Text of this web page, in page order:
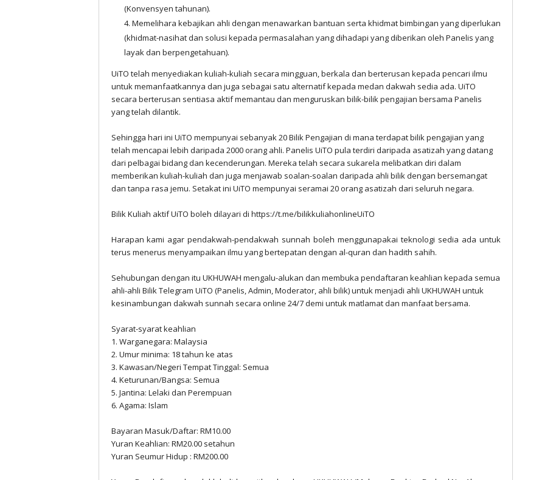
(Konvensyen tahunan).
Memelihara kebajikan ahli dengan menawarkan bantuan serta khidmat bimbingan yang diperlukan
(khidmat-nasihat dan solusi kepada permasalahan yang dihadapi yang diberikan oleh Panelis yang
layak dan berpengetahuan).
UiTO telah menyediakan kuliah-kuliah secara mingguan, berkala dan berterusan kepada pencari ilmu
untuk memanfaatkannya dan juga sebagai satu alternatif kepada medan dakwah sedia ada. UiTO
secara berterusan sentiasa aktif memantau dan menguruskan bilik-bilik pengajian bersama Panelis
yang telah dilantik.
Sehingga hari ini UiTO mempunyai sebanyak 20 Bilik Pengajian di mana terdapat bilik pengajian yang
telah mencapai lebih daripada 2000 orang ahli. Panelis UiTO pula terdiri daripada asatizah yang datang
dari pelbagai bidang dan kecenderungan. Mereka telah secara sukarela melibatkan diri dalam
memberikan kuliah-kuliah dan juga menjawab soalan-soalan daripada ahli bilik dengan bersemangat
dan tanpa rasa jemu. Setakat ini UiTO mempunyai seramai 20 orang asatizah dari seluruh negara.
Bilik Kuliah aktif UiTO boleh dilayari di https://t.me/bilikkuliahonlineUiTO
Harapan kami agar pendakwah-pendakwah sunnah boleh menggunapakai teknologi sedia ada untuk
terus menerus menyampaikan ilmu yang bertepatan dengan al-quran dan hadith sahih.
Sehubungan dengan itu UKHUWAH mengalu-alukan dan membuka pendaftaran keahlian kepada semua
ahli-ahli Bilik Telegram UiTO (Panelis, Admin, Moderator, ahli bilik) untuk menjadi ahli UKHUWAH untuk
kesinambungan dakwah sunnah secara online 24/7 demi untuk matlamat dan manfaat bersama.
Syarat-syarat keahlian
1. Warganegara: Malaysia
2. Umur minima: 18 tahun ke atas
3. Kawasan/Negeri Tempat Tinggal: Semua
4. Keturunan/Bangsa: Semua
5. Jantina: Lelaki dan Perempuan
6. Agama: Islam
Bayaran Masuk/Daftar: RM10.00
Yuran Keahlian: RM20.00 setahun
Yuran Seumur Hidup : RM200.00